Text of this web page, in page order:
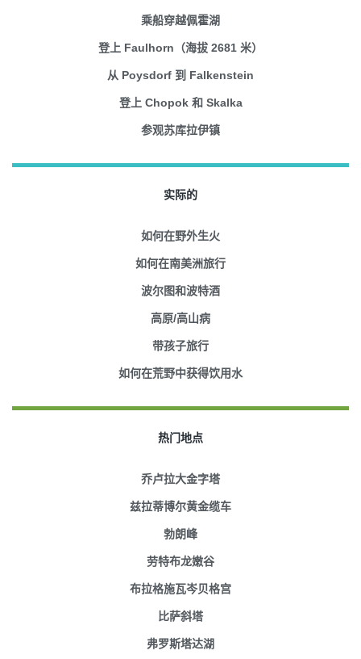
乘船穿越佩霍湖
登上 Faulhorn（海拔 2681 米）
从 Poysdorf 到 Falkenstein
登上 Chopok 和 Skalka
参观苏库拉伊镇
实际的
如何在野外生火
如何在南美洲旅行
波尔图和波特酒
高原/高山病
带孩子旅行
如何在荒野中获得饮用水
热门地点
乔卢拉大金字塔
兹拉蒂博尔黄金缆车
勃朗峰
劳特布龙嫩谷
布拉格施瓦岑贝格宫
比萨斜塔
弗罗斯塔达湖